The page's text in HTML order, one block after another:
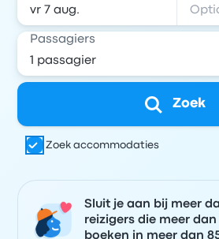
Passagiers
Zoek
Zoek accommodaties
Sluit je aan bij meer
reizigers die meer
boeken in meer dan